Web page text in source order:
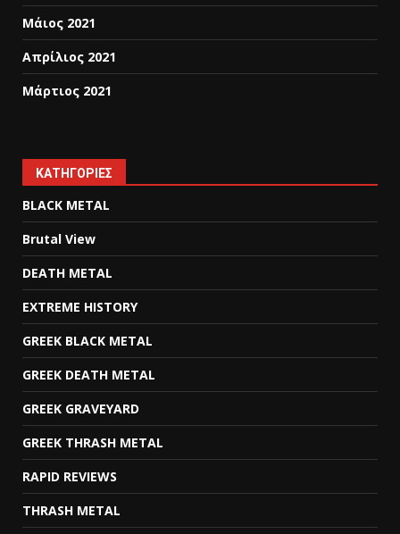
Μάιος 2021
Απρίλιος 2021
Μάρτιος 2021
KΑΤΗΓΟΡΊΕΣ
BLACK METAL
Brutal View
DEATH METAL
EXTREME HISTORY
GREEK BLACK METAL
GREEK DEATH METAL
GREEK GRAVEYARD
GREEK THRASH METAL
RAPID REVIEWS
THRASH METAL